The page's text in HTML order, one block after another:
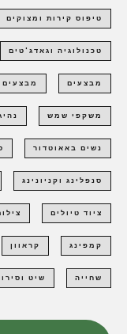
טיפוס קירות ומצוקים
טכנולוגיה וגאדג'טים
מבצעים מבצעים
משקפי שמש
נשים באאוטדור
סנפלינג וקניונינג
ציוד טיולים
קמפינג קראוון
שחייה שיט